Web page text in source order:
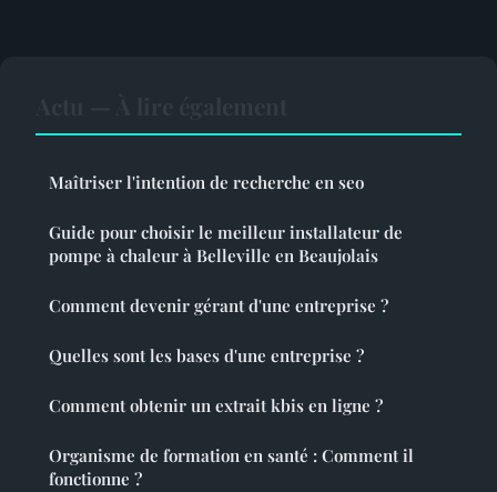
Maîtriser l'intention de recherche en seo
Guide pour choisir le meilleur installateur de
pompe à chaleur à Belleville en Beaujolais
Comment devenir gérant d'une entreprise ?
Quelles sont les bases d'une entreprise ?
Comment obtenir un extrait kbis en ligne ?
Organisme de formation en santé : Comment il
fonctionne ?